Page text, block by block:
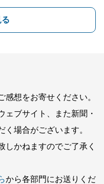
想をお寄せください。
ェブサイト、また新聞・
く場合がございます。
かねますのでご了承く
から各部門にお送りくだ